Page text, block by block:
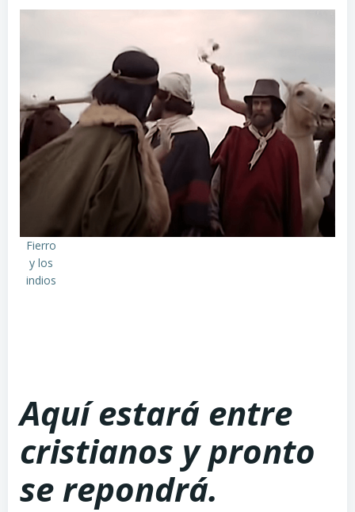
Fierro
y los
indios
Aquí estará entre
cristianos y pronto
se repondrá.